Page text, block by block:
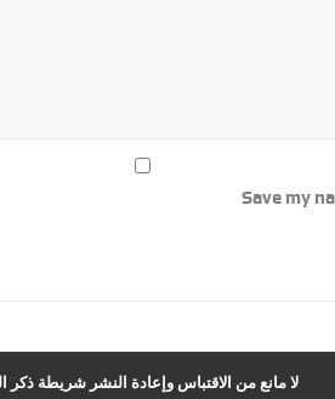
Save my
لا مانع من الاقتباس وإعادة النشر شريطة ذكر